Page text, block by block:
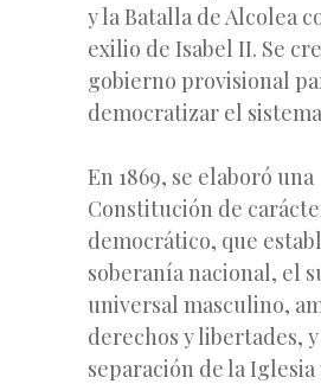
y la Batalla de Alcolea
exilio de Isabel II. Se
gobierno provisional
democratizar el
En 1869, se elaboró una
Constitución de
democrático, que
soberanía nacional, el
universal masculino,
derechos y libertades,
separación de la Iglesia